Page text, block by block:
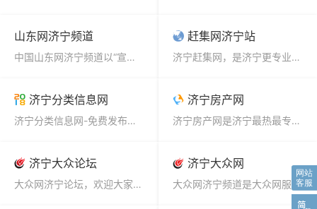
山东网济宁频道
中国山东网济宁频道以“宣传济宁、介绍济宁”为核心，以“关注济宁、服务济宁”为宗旨，通过文字、图片、视...
赶集网济宁站
济宁赶集网，是济宁更专业的分类信息网！免费发布查询房屋租售、求职招聘、二手物品、车辆买卖、生活黄页等...
济宁分类信息网
济宁分类信息网-免费发布本地生活便民服务信息的平台【2018信息港】...
济宁房产网
济宁房产网是济宁最热最专业的网络房产平台，提供全面及时的济宁房产楼市资讯，济宁房产楼盘信息、最新济宁...
济宁大众论坛
大众网济宁论坛，欢迎大家访问。...
济宁大众网
大众网济宁频道是大众网服务济宁的多媒体新闻宣传平台，是济宁地区拥有合法新闻资质、最具影响力的网络媒体...